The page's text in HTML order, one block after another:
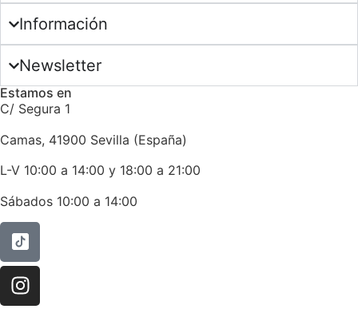
Información
Newsletter
Estamos en
C/ Segura 1
Camas, 41900 Sevilla (España)
L-V 10:00 a 14:00 y 18:00 a 21:00
Sábados 10:00 a 14:00